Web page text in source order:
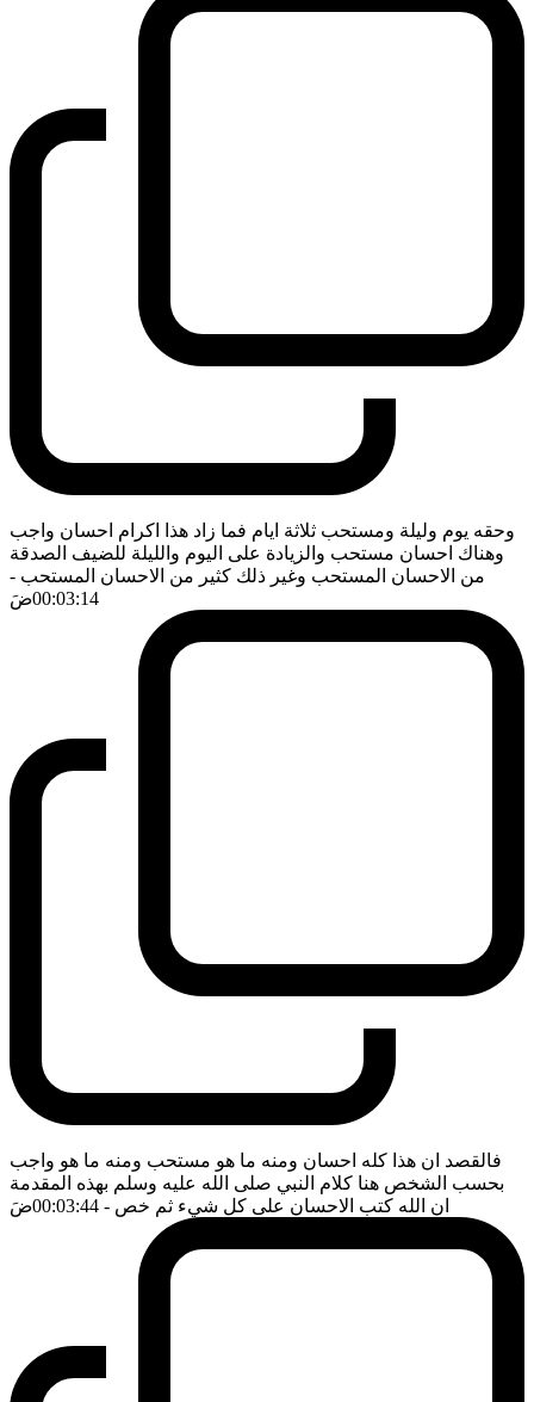
وحقه يوم وليلة ومستحب ثلاثة ايام فما زاد هذا اكرام احسان واجب
وهناك احسان مستحب والزيادة على اليوم والليلة للضيف الصدقة
من الاحسان المستحب وغير ذلك كثير من الاحسان المستحب -
00:03:14ضَ
فالقصد ان هذا كله احسان ومنه ما هو مستحب ومنه ما هو واجب
بحسب الشخص هنا كلام النبي صلى الله عليه وسلم بهذه المقدمة
ان الله كتب الاحسان على كل شيء ثم خص - 00:03:44 ضَ